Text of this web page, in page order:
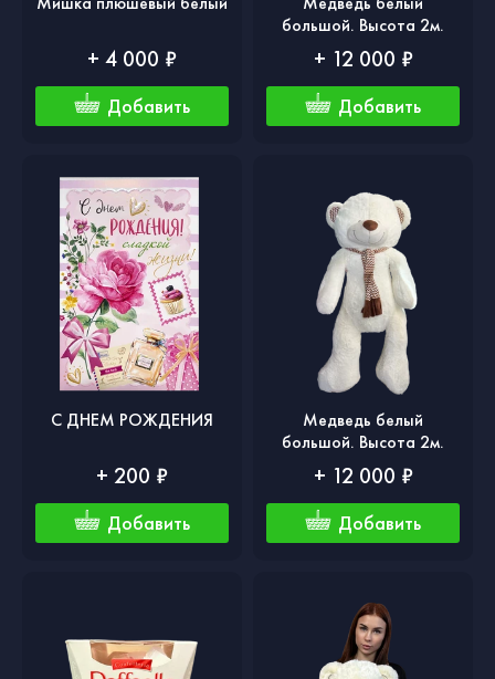
+ 4 000 ₽
Добавить
большой. Высота 2м.
+ 12 000 ₽
Добавить
С ДНЕМ РОЖДЕНИЯ
+ 200 ₽
Добавить
Медведь белый
большой. Высота 2м.
+ 12 000 ₽
Добавить